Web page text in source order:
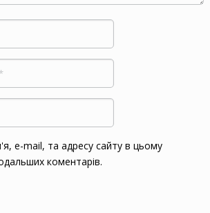
e-mail, та адресу сайту в цьому
коментарів.